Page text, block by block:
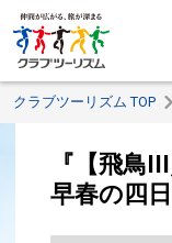
クラブツーリズム TOP
『【飛鳥
早春の四